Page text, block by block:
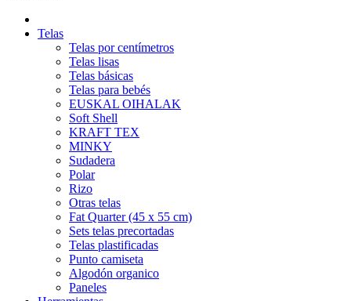
Telas
Telas por centímetros
Telas lisas
Telas básicas
Telas para bebés
EUSKAL OIHALAK
Soft Shell
KRAFT TEX
MINKY
Sudadera
Polar
Rizo
Otras telas
Fat Quarter (45 x 55 cm)
Sets telas precortadas
Telas plastificadas
Punto camiseta
Algodón organico
Paneles